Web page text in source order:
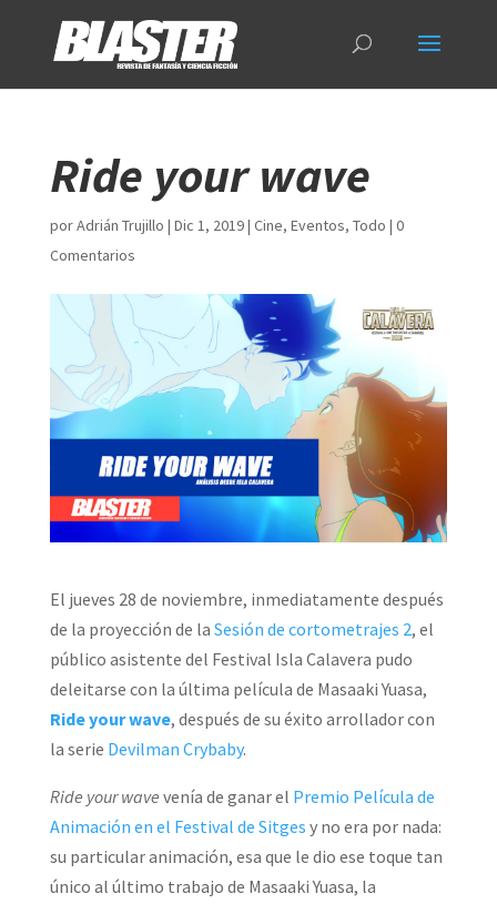
Ride your wave
porAdrián Trujillo | Dic 1, 2019| Cine, Eventos, Todo | 0
Comentarios
El jueves 28 de noviembre, inmediatamente después
de la proyección de la Sesión de cortometrajes 2, el
público asistente del Festival Isla Calavera pudo
deleitarse con la última película de Masaaki Yuasa,
Ride your wave, después de su éxito arrollador con
la serie Devilman Crybaby.
Ride your wave venía de ganar el Premio Película de
Animación en el Festival de Sitges y no era por nada:
su particular animación, esa que le dio ese toque tan
único al último trabajo de Masaaki Yuasa, la